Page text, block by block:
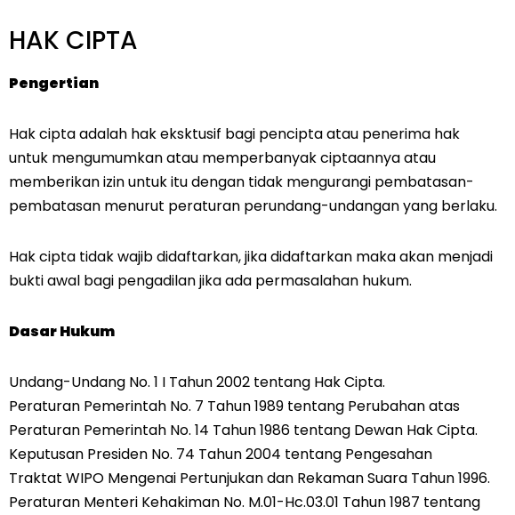
HAK CIPTA
Pengertian
Hak cipta adalah hak eksktusif bagi pencipta atau penerima hak
untuk mengumumkan atau memperbanyak ciptaannya atau
memberikan izin untuk itu dengan tidak mengurangi pembatasan-
pembatasan menurut peraturan perundang-undangan yang berlaku.
Hak cipta tidak wajib didaftarkan, jika didaftarkan maka akan menjadi
bukti awal bagi pengadilan jika ada permasalahan hukum.
Dasar Hukum
Undang-Undang No. 1 I Tahun 2002 tentang Hak Cipta.
Peraturan Pemerintah No. 7 Tahun 1989 tentang Perubahan atas
Peraturan Pemerintah No. 14 Tahun 1986 tentang Dewan Hak Cipta.
Keputusan Presiden No. 74 Tahun 2004 tentang Pengesahan
Traktat WIPO Mengenai Pertunjukan dan Rekaman Suara Tahun 1996.
Peraturan Menteri Kehakiman No. M.01-Hc.03.01 Tahun 1987 tentang